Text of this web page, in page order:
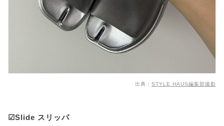
出典： STYLE HAUS編集部撮影
☑Slide スリッパ